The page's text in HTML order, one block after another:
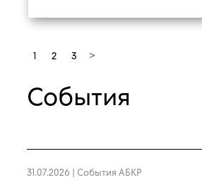
1 2 3 >
События
31.07.2026 | События АБКР